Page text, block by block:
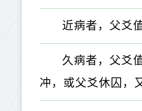
近病者，父爻
久病者，父爻
冲，或父爻休囚，